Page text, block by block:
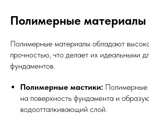
Полимерные материалы
Полимерные материалы обладают
прочностью, что делает их идеальными
фундаментов.
Полимерные мастики: Полимерные
на поверхность фундамента и
водоотталкивающий слой.